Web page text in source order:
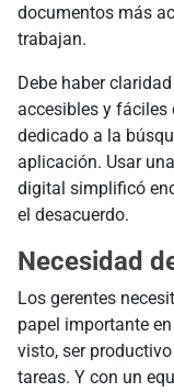
documentos más
trabajan.
Debe haber
accesibles y
dedicado a la
aplicación. Usar
digital simplificó
el desacuerdo.
Necesidad
Los gerentes
papel importante
visto, ser
tareas. Y con un